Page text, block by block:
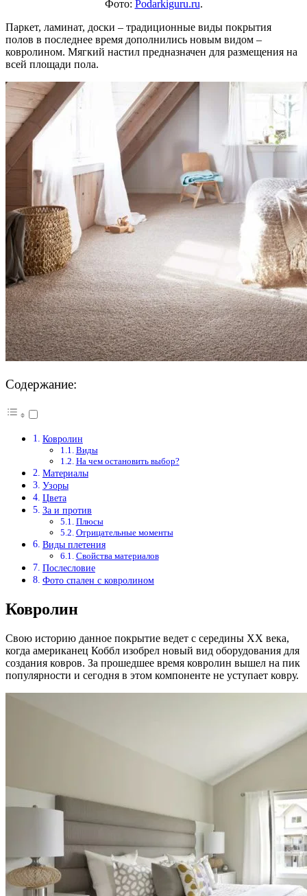
Фото: Podarkiguru.ru.
Паркет, ламинат, доски – традиционные виды покрытия
полов в последнее время дополнились новым видом –
ковролином. Мягкий настил предназначен для размещения на
всей площади пола.
Содержание:
Ковролин
Виды
На чем остановить выбор?
Материалы
Узоры
Цвета
За и против
Плюсы
Отрицательные моменты
Виды плетения
Свойства материалов
Послесловие
Фото спален с ковролином
Ковролин
Свою историю данное покрытие ведет с середины XX века,
когда американец Коббл изобрел новый вид оборудования для
создания ковров. За прошедшее время ковролин вышел на пик
популярности и сегодня в этом компоненте не уступает ковру.